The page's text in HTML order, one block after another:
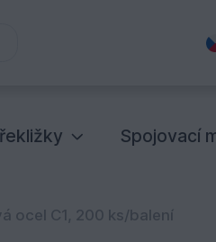
Spojovací
ocel C1, 200 ks/balení